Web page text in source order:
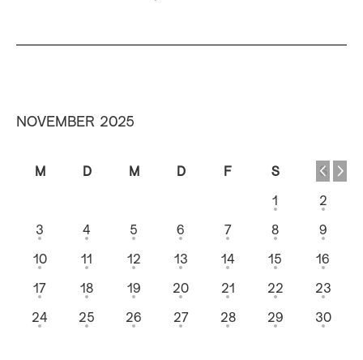
NOVEMBER 2025
M D M D F S S
1 2
3 4 5 6 7 8 9
10 11 12 13 14 15 16
17 18 19 20 21 22 23
24 25 26 27 28 29 30